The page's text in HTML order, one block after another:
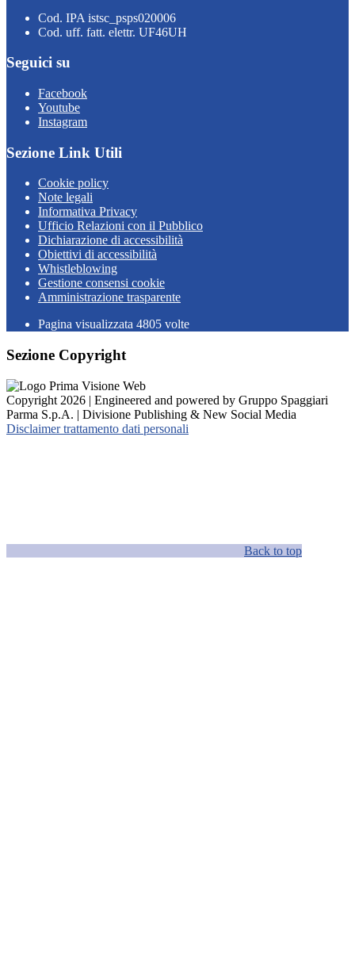
Cod. IPA istsc_psps020006
Cod. uff. fatt. elettr. UF46UH
Seguici su
Facebook
Youtube
Instagram
Sezione Link Utili
Cookie policy
Note legali
Informativa Privacy
Ufficio Relazioni con il Pubblico
Dichiarazione di accessibilità
Obiettivi di accessibilità
Whistleblowing
Gestione consensi cookie
Amministrazione trasparente
Pagina visualizzata 4805 volte
Sezione Copyright
Copyright 2026 | Engineered and powered by Gruppo Spaggiari
Parma S.p.A. | Divisione Publishing & New Social Media
Disclaimer trattamento dati personali
Back to top